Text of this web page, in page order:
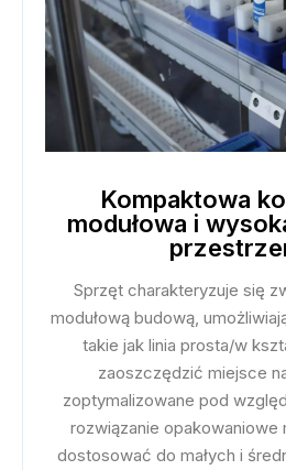
Kompaktowa
modułowa i
Sprzęt charakteryzuje się
modułową budową,
takie jak linia prosta/w
zaoszczędzić miejsce
zoptymalizowane pod
rozwiązanie opakowaniowe
dostosować do małych i